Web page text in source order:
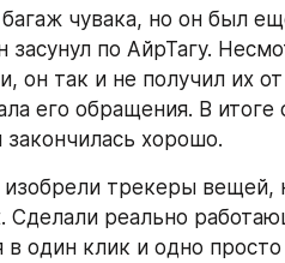
чувака, но он был
по АйрТагу.
он так и не получил их от
его обращения. В итоге
хорошо.
трекеры вещей,
Сделали реально
один клик и одно просто